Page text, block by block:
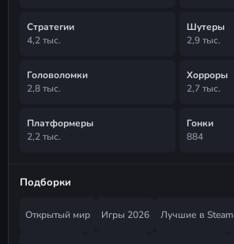
Стратегии
4,2 тыс.
Шутеры
2,9 тыс.
Головоломки
2,8 тыс.
Хорроры
2,7 тыс.
Платформеры
2,2 тыс.
Гонки
884
Подборки
Открытый мир Игры 2026 Лучшие в Steam